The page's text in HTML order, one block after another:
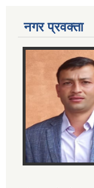
नगर प्रवक्ता